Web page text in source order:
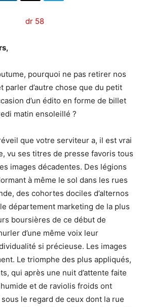
pourquoi ne pas retirer nos
d’autre chose que du petit
d’un édito en forme de billet
matin ensoleillé ?
que votre serviteur a, il est vrai
vu ses titres de presse favoris tous
images décadentes. Des légions
à même le sol dans les rues
des cohortes dociles d’alternos
département marketing de la plus
boursières de ce début de
d’une même voix leur
si précieuse. Les images
Le triomphe des plus appliqués,
qui après une nuit d’attente faite
et de raviolis froids ont
le regard de ceux dont la rue